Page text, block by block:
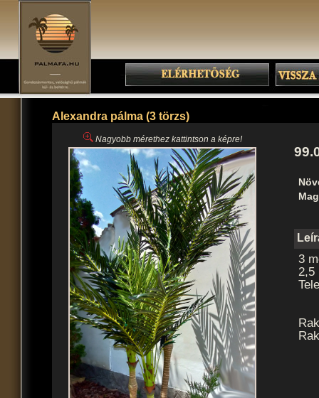
Alexandra pálma (3 törzs)
Nagyobb mérethez kattintson a képre!
3
2,5